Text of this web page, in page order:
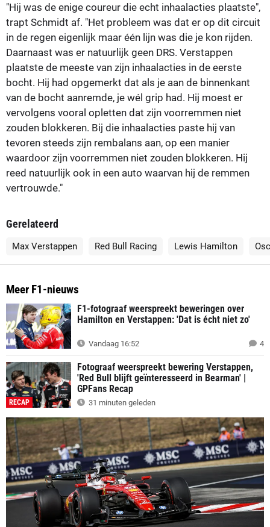
"Hij was de enige coureur die echt inhaalacties plaatste",
trapt Schmidt af. "Het probleem was dat er op dit circuit
in de regen eigenlijk maar één lijn was die je kon rijden.
Daarnaast was er natuurlijk geen DRS. Verstappen
plaatste de meeste van zijn inhaalacties in de eerste
bocht. Hij had opgemerkt dat als je aan de binnenkant
van de bocht aanremde, je wél grip had. Hij moest er
vervolgens vooral opletten dat zijn voorremmen niet
zouden blokkeren. Bij die inhaalacties paste hij van
tevoren steeds zijn rembalans aan, op een manier
waardoor zijn voorremmen niet zouden blokkeren. Hij
reed natuurlijk ook in een auto waarvan hij de remmen
vertrouwde."
Gerelateerd
Max Verstappen Red Bull Racing Lewis Hamilton
Meer F1-nieuws
F1-fotograaf weerspreekt beweringen over
Hamilton en Verstappen: 'Dat is écht niet zo'
Vandaag 16:52 4
RECAP
Fotograaf weerspreekt bewering Verstappen,
'Red Bull blijft geïnteresseerd in Bearman' |
GPFans Recap
31 minuten geleden